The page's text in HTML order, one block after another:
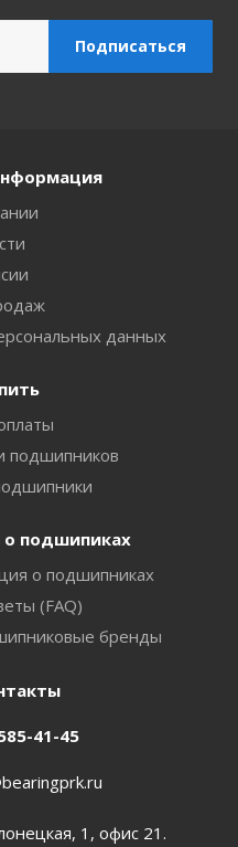
данных
подшипников
подшипиках
о подшипниках
(FAQ)
бренды
41-45
1, офис 21.